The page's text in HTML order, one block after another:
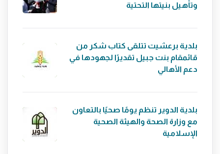
وتأهيل بنيتها التحتية
بلدية برعشيت تتلقى كتاب شكر من
قائمقام بنت جبيل تقديرًا لجهودها في
دعم الأهالي
بلدية الدوير تنظم يومًا صحيًا بالتعاون
مع وزارة الصحة والهيئة الصحية
الإسلامية